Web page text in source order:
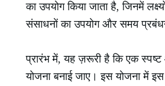
का उपयोग किया जाता है, जिनमें
संसाधनों का उपयोग और समय
प्रारंभ में, यह ज़रूरी है कि एक
योजना बनाई जाए। इस योजना में